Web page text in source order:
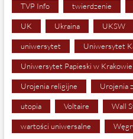
TVP Info twierdzenie
UK Ukraina UKSW
uniwersytet Uniwersytet
Uniwersytet Papieski w Krakowie
Urojenia religijne Urojenia
utopia Voltaire Wall
wartości uniwersalne